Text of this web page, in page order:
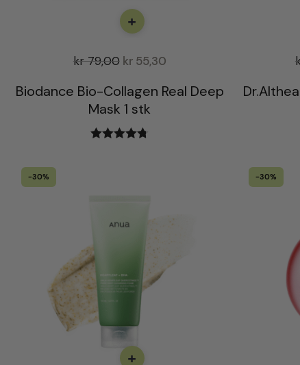
+
Biodance Bio-Collagen Real Deep
Mask 1 stk
kr79,00 kr55,30
-30%
+
-30%